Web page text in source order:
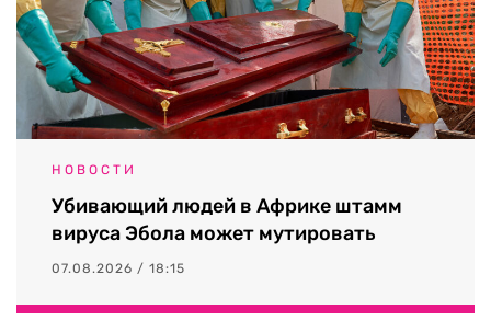
НОВОСТИ
Убивающий людей в Африке штамм
вируса Эбола может мутировать
07.08.2026 / 18:15